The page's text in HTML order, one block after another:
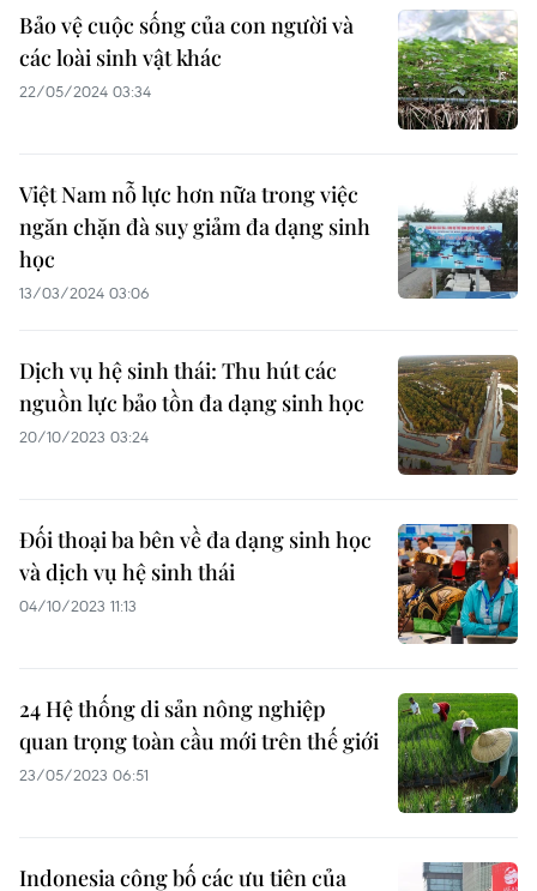
Bảo vệ cuộc sống của con người và
các loài sinh vật khác
22/05/2024 03:34
Việt Nam nỗ lực hơn nữa trong việc
ngăn chặn đà suy giảm đa dạng sinh
học
13/03/2024 03:06
Dịch vụ hệ sinh thái: Thu hút các
nguồn lực bảo tồn đa dạng sinh học
20/10/2023 03:24
Đối thoại ba bên về đa dạng sinh học
và dịch vụ hệ sinh thái
04/10/2023 11:13
24 Hệ thống di sản nông nghiệp
quan trọng toàn cầu mới trên thế giới
23/05/2023 06:51
Indonesia công bố các ưu tiên của